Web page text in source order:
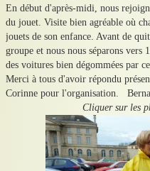
En début d'après-midi, nous
du jouet. Visite bien agréable où
jouets de son enfance. Avant de
groupe et nous nous séparons vers
des voitures bien dégommées par
Merci à tous d'avoir répondu
Corinne pour l'organisation.
Cliquer sur les